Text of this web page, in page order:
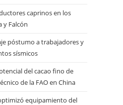
caprinos en los
y Falcón
póstumo a trabajadores y
sísmicos
del cacao fino de
de la FAO en China
equipamiento del